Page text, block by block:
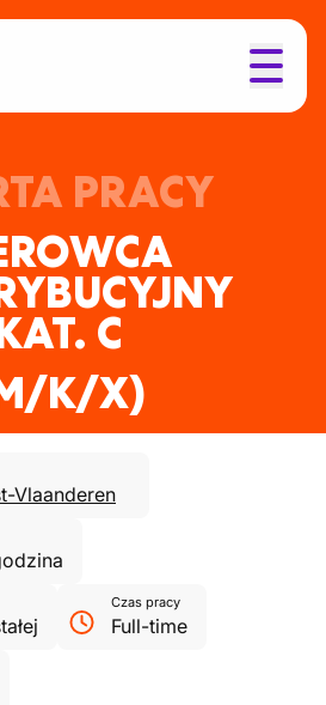
PRACY
C
K/X)
Vlaanderen
Czas pracy
Full-time